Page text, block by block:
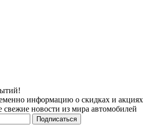
информацию о скидках и акциях
свежие новости из мира автомобилей
Подписаться